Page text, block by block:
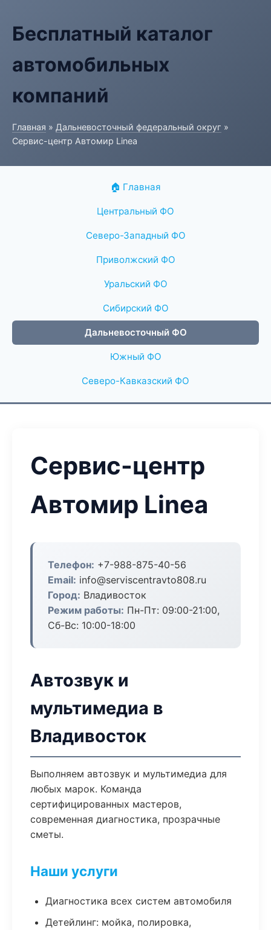
Бесплатный каталог
автомобильных
компаний
Главная » Дальневосточный федеральный округ »
Сервис-центр Автомир Linea
🏠 Главная
Центральный ФО
Северо-Западный ФО
Приволжский ФО
Уральский ФО
Сибирский ФО
Дальневосточный ФО
Южный ФО
Северо-Кавказский ФО
Сервис-центр
Автомир Linea
Телефон: +7-988-875-40-56
Email: info@serviscentravto808.ru
Город: Владивосток
Режим работы: Пн-Пт: 09:00-21:00,
Сб-Вс: 10:00-18:00
Автозвук и
мультимедиа в
Владивосток
Выполняем автозвук и мультимедиа для
любых марок. Команда
сертифицированных мастеров,
современная диагностика, прозрачные
сметы.
Наши услуги
Диагностика всех систем автомобиля
Детейлинг: мойка, полировка,